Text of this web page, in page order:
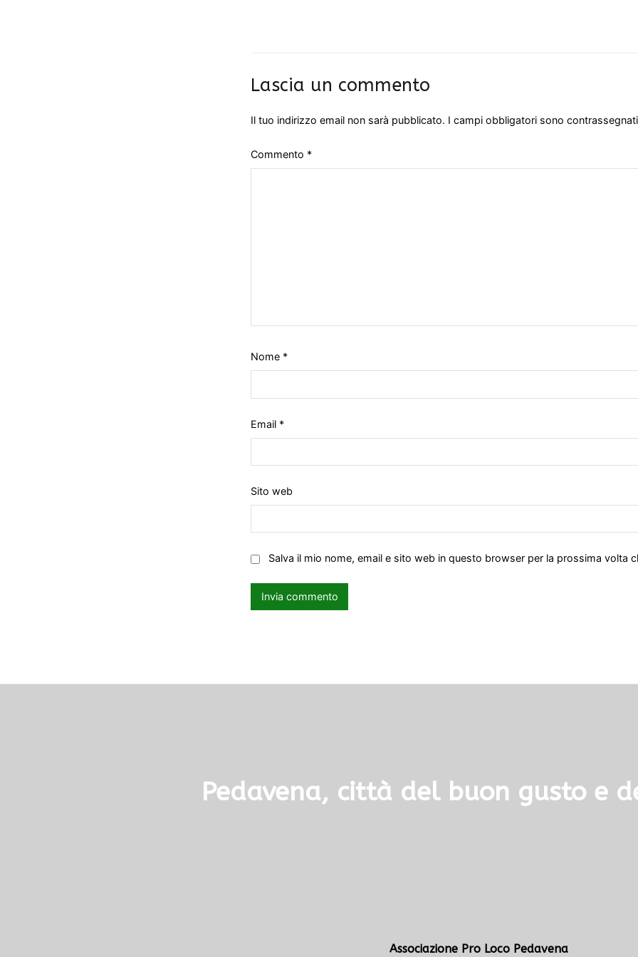
Lascia un commento
Il tuo indirizzo email non sarà pubblicato. I campi obbligatori sono
Commento *
Nome *
Email *
Sito web
Salva il mio nome, email e sito web in questo browser per la prossima volta
Pedavena, città del buon gusto e
Associazione Pro Loco Pedavena